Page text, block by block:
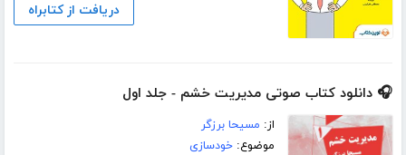
دریافت از کتابراه
🎧 دانلود کتاب صوتی مدیریت خشم - جلد اول
از: مسیحا برزگر
موضوع:خودسازی